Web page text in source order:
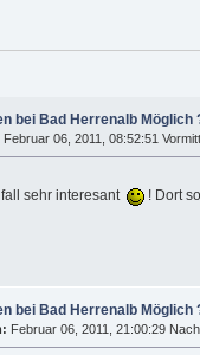
bei Bad Herrenalb Möglich
Februar 06, 2011, 08:52:51
sehr interesant ! Dort
bei Bad Herrenalb Möglich
Februar 06, 2011, 21:00:29